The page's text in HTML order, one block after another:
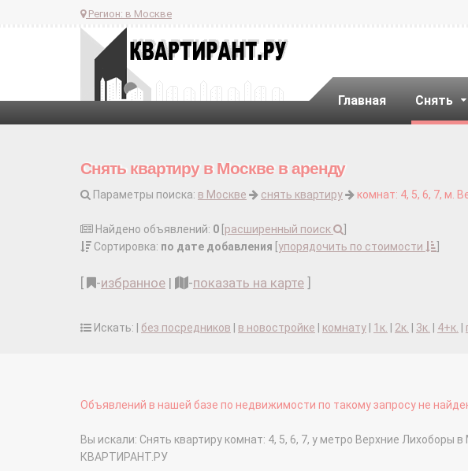
Регион: в Москве
Главная Снять
Снять квартиру в Москве в аренду
Параметры поиска: в Москве снять квартиру комнат: 4, 5, 6, 7, м.
Найдено объявлений: 0 расширенный поиск
Сортировка: по дате добавления упорядочить по стоимости
-избранное | -показать на карте
Искать: | без посредников в новостройке комнату 1к. 2к. 3к. 4+к.
Объявлений в нашей базе по недвижимости по такому запросу не
Вы искали: Снять квартиру комнат: 4, 5, 6, 7, у метро Верхние Лихоборы
КВАРТИРАНТ.РУ